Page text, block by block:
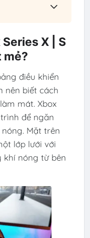
X | S
mẻ?
điều khiển
nên biết cách
mát. Xbox
để ngăn
Mặt trên
lớp lưới với
khí nóng từ bên